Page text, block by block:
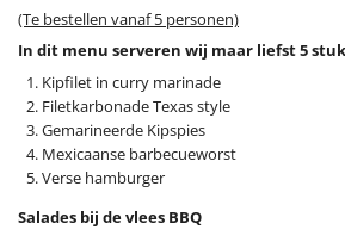
(Te bestellen vanaf 5 personen)
In dit menu serveren wij maar liefst 5
Kipfilet in curry marinade
Filetkarbonade Texas style
Gemarineerde Kipspies
Mexicaanse barbecueworst
Verse hamburger
Salades bij de vlees BBQ